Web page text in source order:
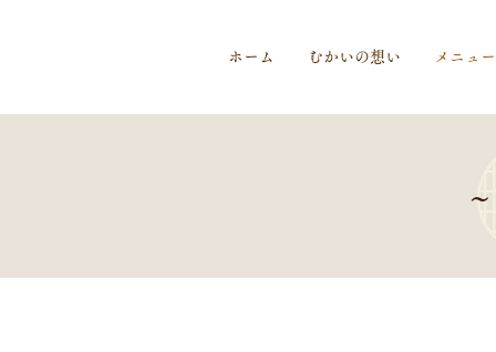
ホーム むかいの想い メニュー
〜